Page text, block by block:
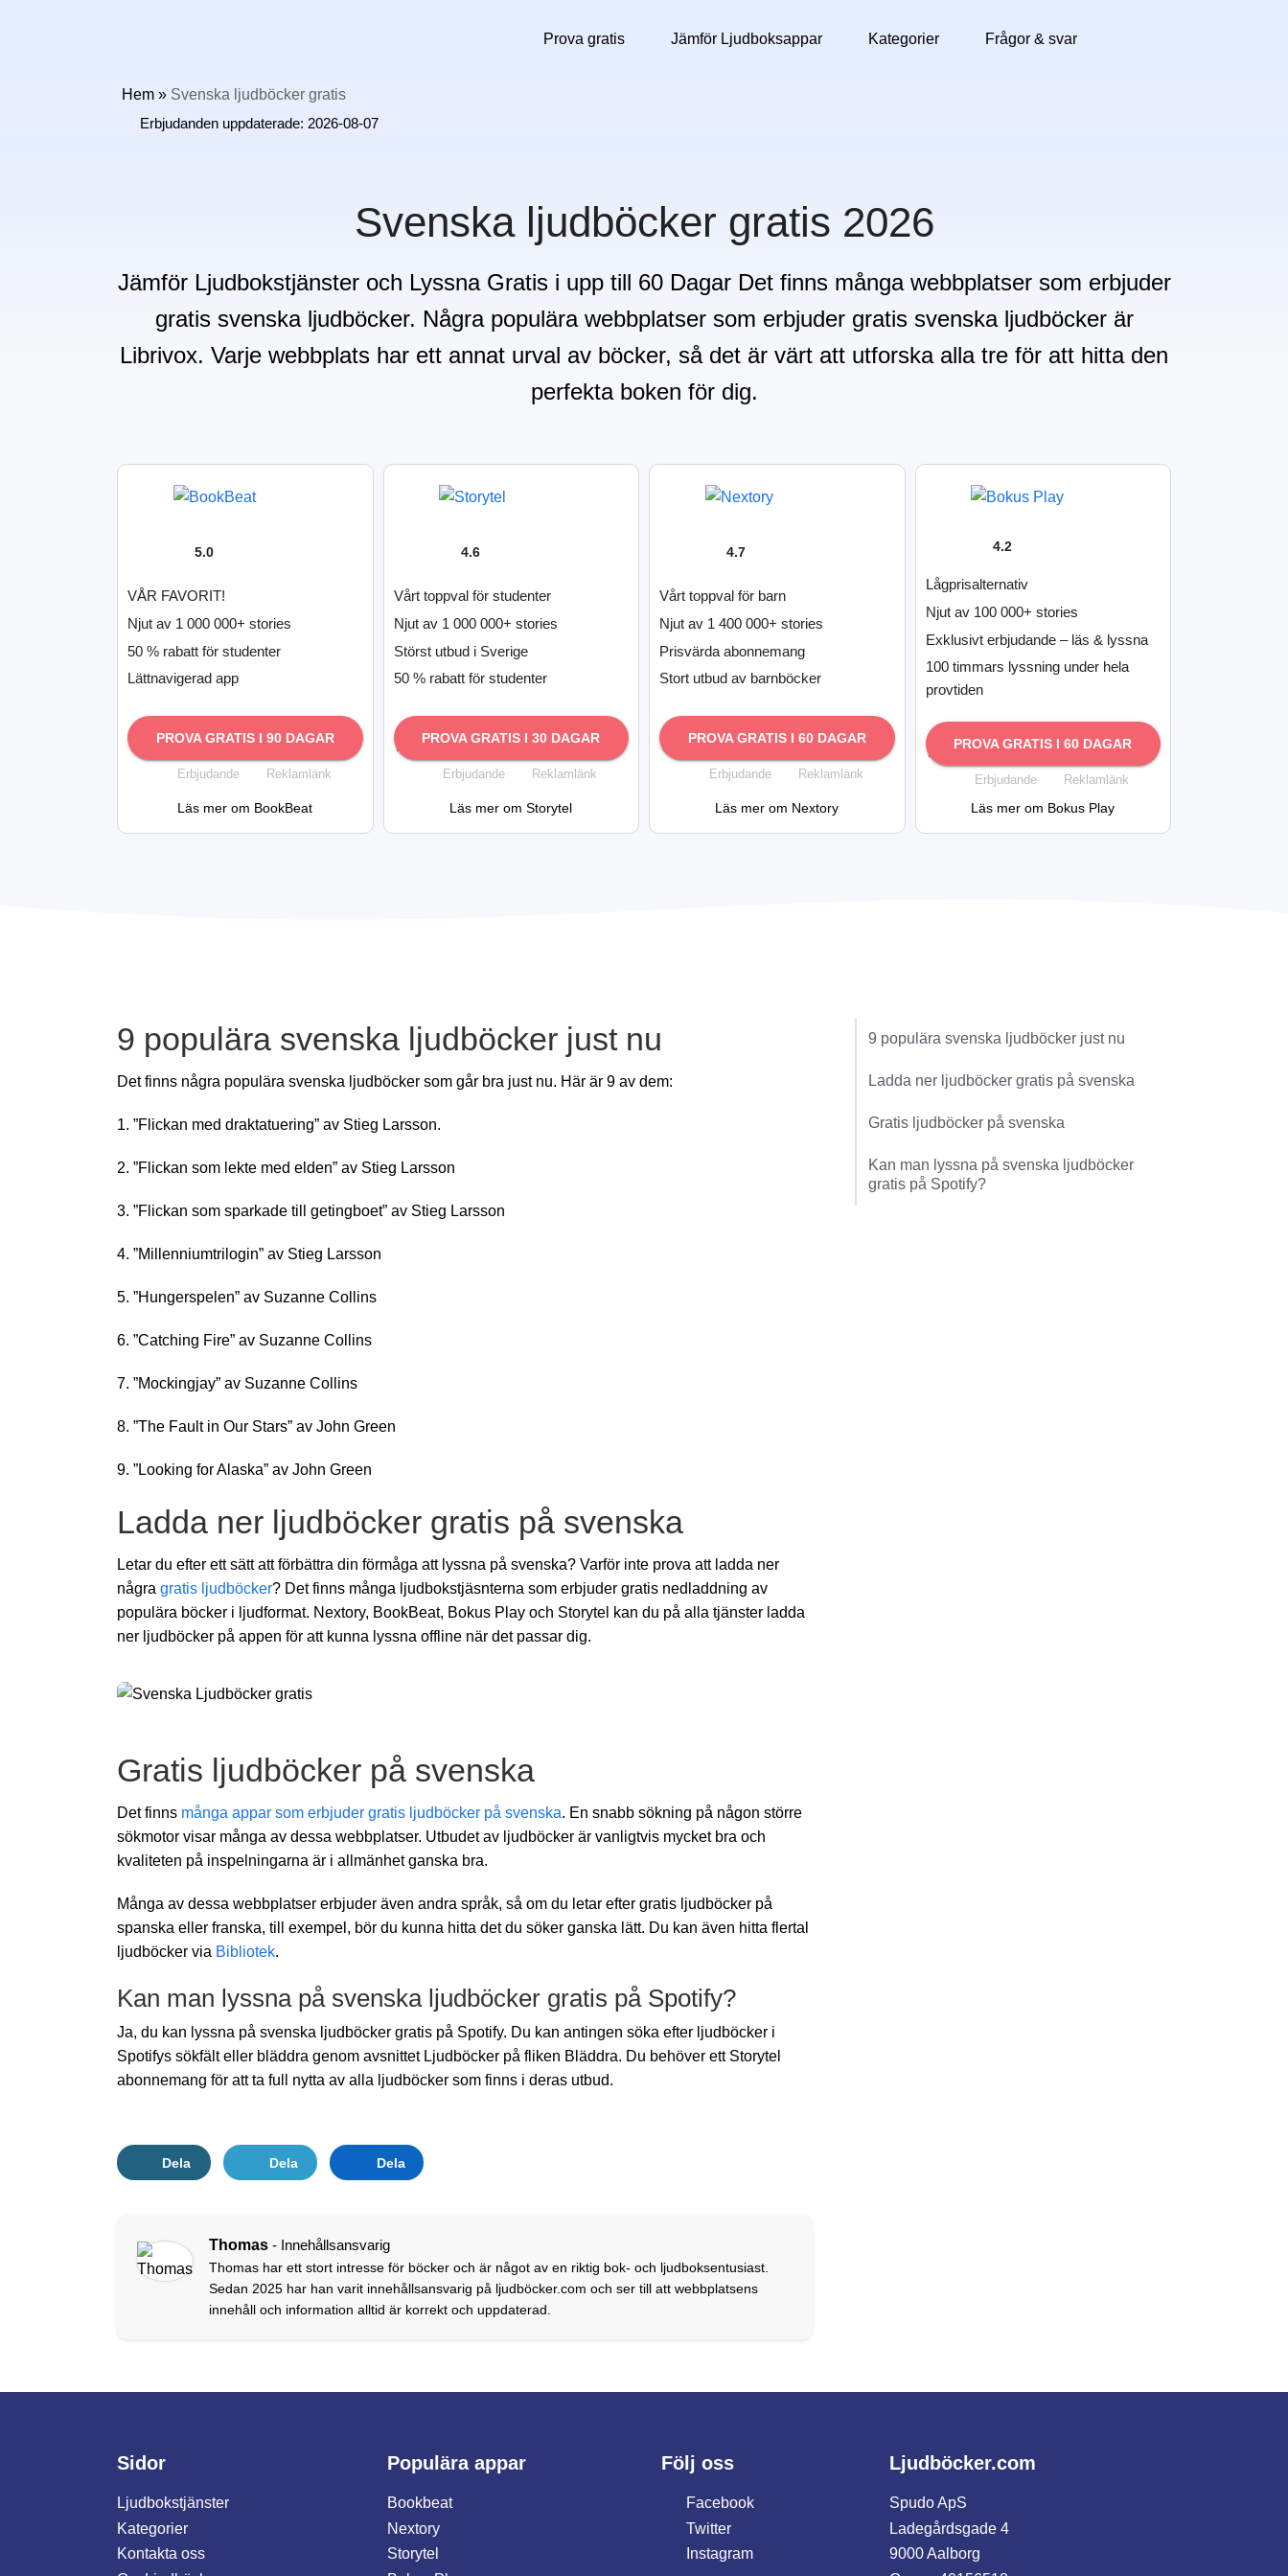
Prova gratis Jämför Ljudboksappar Kategorier Frågor & svar
Hem » Svenska ljudböcker gratis
Erbjudanden uppdaterade: 2026-08-07
Svenska ljudböcker gratis 2026
Jämför Ljudbokstjänster och Lyssna Gratis i upp till 60 Dagar Det finns många webbplatser som erbjuder
gratis svenska ljudböcker. Några populära webbplatser som erbjuder gratis svenska ljudböcker är
Librivox. Varje webbplats har ett annat urval av böcker, så det är värt att utforska alla tre för att hitta den
perfekta boken för dig.
5.0
VÅR FAVORIT!
Njut av 1 000 000+ stories
50 % rabatt för studenter
Lättnavigerad app
PROVA GRATIS I 90 DAGAR
Erbjudande Reklamlänk
Läs mer om BookBeat
4.6
Vårt toppval för studenter
Njut av 1 000 000+ stories
Störst utbud i Sverige
50 % rabatt för studenter
PROVA GRATIS I 30 DAGAR
Erbjudande Reklamlänk
Läs mer om Storytel
4.7
Vårt toppval för barn
Njut av 1 400 000+ stories
Prisvärda abonnemang
Stort utbud av barnböcker
PROVA GRATIS I 60 DAGAR
Erbjudande Reklamlänk
Läs mer om Nextory
4.2
Lågprisalternativ
Njut av 100 000+ stories
Exklusivt erbjudande – läs & lyssna
100 timmars lyssning under hela
provtiden
PROVA GRATIS I 60 DAGAR
Erbjudande Reklamlänk
Läs mer om Bokus Play
9 populära svenska ljudböcker just nu
Det finns några populära svenska ljudböcker som går bra just nu. Här är 9 av dem:
1. ”Flickan med draktatuering” av Stieg Larsson.
2. ”Flickan som lekte med elden” av Stieg Larsson
3. ”Flickan som sparkade till getingboet” av Stieg Larsson
4. ”Millenniumtrilogin” av Stieg Larsson
5. ”Hungerspelen” av Suzanne Collins
6. ”Catching Fire” av Suzanne Collins
7. ”Mockingjay” av Suzanne Collins
8. ”The Fault in Our Stars” av John Green
9. ”Looking for Alaska” av John Green
Ladda ner ljudböcker gratis på svenska
Letar du efter ett sätt att förbättra din förmåga att lyssna på svenska? Varför inte prova att ladda ner
några gratis ljudböcker? Det finns många ljudbokstjäsnterna som erbjuder gratis nedladdning av
populära böcker i ljudformat. Nextory, BookBeat, Bokus Play och Storytel kan du på alla tjänster ladda
ner ljudböcker på appen för att kunna lyssna offline när det passar dig.
Gratis ljudböcker på svenska
Det finns många appar som erbjuder gratis ljudböcker på svenska. En snabb sökning på någon större
sökmotor visar många av dessa webbplatser. Utbudet av ljudböcker är vanligtvis mycket bra och
kvaliteten på inspelningarna är i allmänhet ganska bra.
Många av dessa webbplatser erbjuder även andra språk, så om du letar efter gratis ljudböcker på
spanska eller franska, till exempel, bör du kunna hitta det du söker ganska lätt. Du kan även hitta flertal
ljudböcker via Bibliotek.
Kan man lyssna på svenska ljudböcker gratis på Spotify?
Ja, du kan lyssna på svenska ljudböcker gratis på Spotify. Du kan antingen söka efter ljudböcker i
Spotifys sökfält eller bläddra genom avsnittet Ljudböcker på fliken Bläddra. Du behöver ett Storytel
abonnemang för att ta full nytta av alla ljudböcker som finns i deras utbud.
Dela Dela Dela
Thomas - Innehållsansvarig
Thomas har ett stort intresse för böcker och är något av en riktig bok- och ljudboksentusiast.
Sedan 2025 har han varit innehållsansvarig på ljudböcker.com och ser till att webbplatsens
innehåll och information alltid är korrekt och uppdaterad.
9 populära svenska ljudböcker just nu
Ladda ner ljudböcker gratis på svenska
Gratis ljudböcker på svenska
Kan man lyssna på svenska ljudböcker
gratis på Spotify?
Sidor
Ljudbokstjänster
Kategorier
Kontakta oss
Populära appar
Bookbeat
Nextory
Storytel
Följ oss
Facebook
Twitter
Instagram
Ljudböcker.com
Spudo ApS
Ladegårdsgade 4
9000 Aalborg